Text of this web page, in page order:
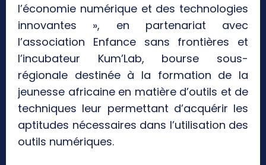
l’économie numérique et des technologies
innovantes », en partenariat avec
l’association Enfance sans frontières et
l’incubateur Kum’Lab, bourse sous-
régionale destinée à la formation de la
jeunesse africaine en matière d’outils et de
techniques leur permettant d’acquérir les
aptitudes nécessaires dans l’utilisation des
outils numériques.